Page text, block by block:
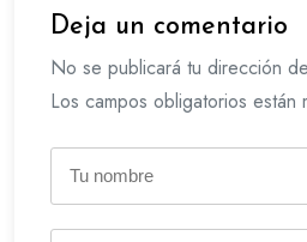
Deja un comentario
No se publicará tu dirección
Los campos obligatorios están